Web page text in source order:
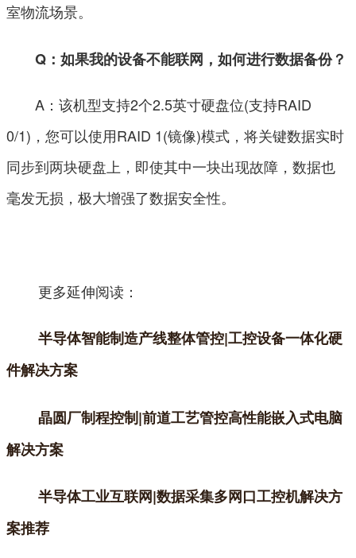
室物流场景。
Q：如果我的设备不能联网，如何进行数据备份？
A：该机型支持2个2.5英寸硬盘位(支持RAID
0/1)，您可以使用RAID 1(镜像)模式，将关键数据实时
同步到两块硬盘上，即使其中一块出现故障，数据也
毫发无损，极大增强了数据安全性。
更多延伸阅读：
半导体智能制造产线整体管控|工控设备一体化硬
件解决方案
晶圆厂制程控制|前道工艺管控高性能嵌入式电脑
解决方案
半导体工业互联网|数据采集多网口工控机解决方
案推荐